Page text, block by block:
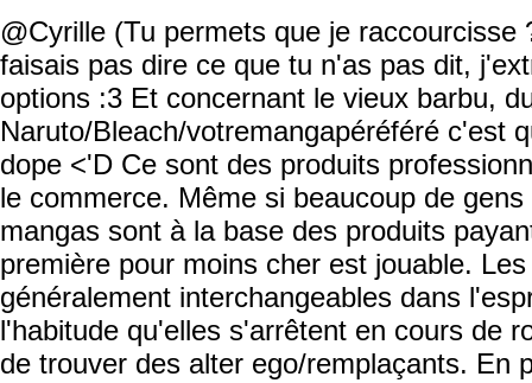
@Cyrille (Tu permets que je
faisais pas dire ce que tu n'as pas dit,
options :3 Et concernant le vieux barbu,
Naruto/Bleach/votremangapéréféré c'est
dope <'D Ce sont des produits
le commerce. Même si beaucoup de
mangas sont à la base des produits
première pour moins cher est jouable.
généralement interchangeables dans
l'habitude qu'elles s'arrêtent en cours de
de trouver des alter ego/remplaçants. En